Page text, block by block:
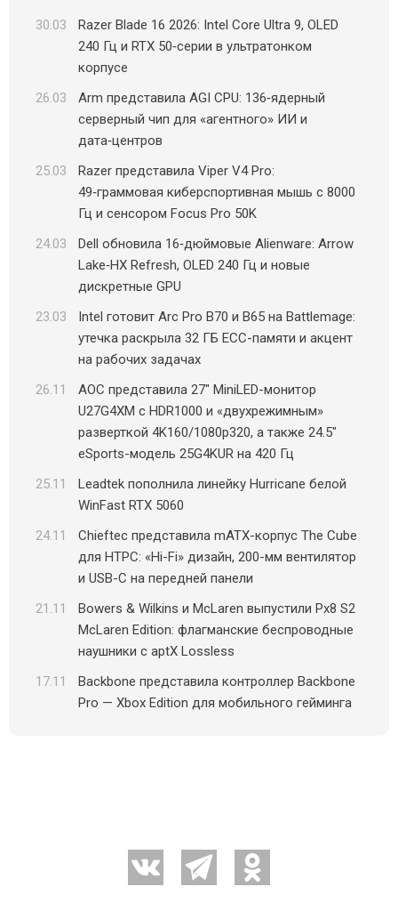
30.03
Razer Blade 16 2026: Intel Core Ultra 9, OLED
240 Гц и RTX 50‑серии в ультратонком
корпусе
26.03
Arm представила AGI CPU: 136‑ядерный
серверный чип для «агентного» ИИ и
дата‑центров
25.03
Razer представила Viper V4 Pro:
49‑граммовая киберспортивная мышь с 8000
Гц и сенсором Focus Pro 50K
24.03
Dell обновила 16‑дюймовые Alienware: Arrow
Lake‑HX Refresh, OLED 240 Гц и новые
дискретные GPU
23.03
Intel готовит Arc Pro B70 и B65 на Battlemage:
утечка раскрыла 32 ГБ ECC-памяти и акцент
на рабочих задачах
26.11
AOC представила 27″ MiniLED-монитор
U27G4XM с HDR1000 и «двухрежимным»
разверткой 4K160/1080p320, а также 24.5″
eSports-модель 25G4KUR на 420 Гц
25.11
Leadtek пополнила линейку Hurricane белой
WinFast RTX 5060
24.11
Chieftec представила mATX-корпус The Cube
для HTPC: «Hi-Fi» дизайн, 200-мм вентилятор
и USB-C на передней панели
21.11
Bowers & Wilkins и McLaren выпустили Px8 S2
McLaren Edition: флагманские беспроводные
наушники с aptX Lossless
17.11
Backbone представила контроллер Backbone
Pro — Xbox Edition для мобильного гейминга